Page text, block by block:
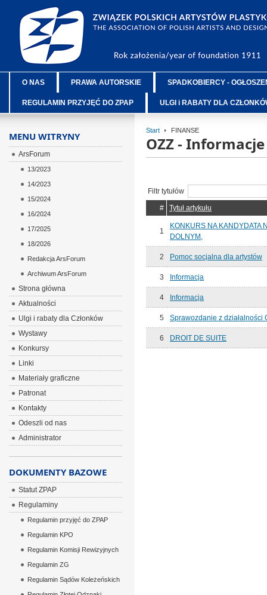
O NAS PRAWA AUTORSKIE SPADKOBIERCY -
REGULAMIN PRZYJĘĆ DO ZPAP ULGI i RABATY DLA
Start FINANSE
OZZ -
Filtr tytułów
#
Tytuł artykułu
1
KONKURS NA KANDYDATA
DOLNYM,
2 Pomoc socjalna dla artystów
3 Informacja
4 Informacja
5 Sprawozdanie z działalności
6 DROIT DE SUITE
MENU WITRYNY
ArsForum
13/2023
14/2023
15/2024
16/2024
17/2025
18/2026
Redakcja ArsForum
Archiwum ArsForum
Strona główna
Aktualności
Ulgi i rabaty dla Członków
Wystawy
Konkursy
Linki
Materiały graficzne
Patronat
Kontakty
Odeszli od nas
Administrator
DOKUMENTY BAZOWE
Statut ZPAP
Regulaminy
Regulamin przyjęć do ZPAP
Regulamin KPO
Regulamin Komisji Rewizyjnych
Regulamin ZG
Regulamin Sądów Koleżeńskich